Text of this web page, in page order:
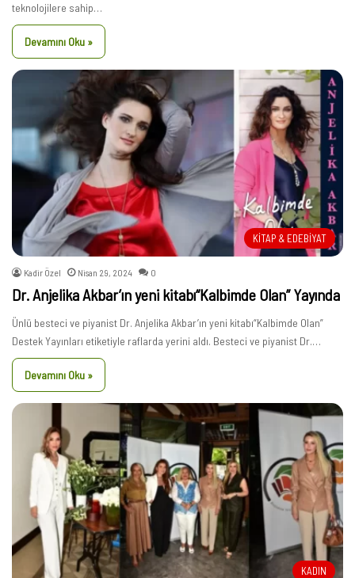
teknolojilere sahip…
Devamını Oku »
KİTAP & EDEBİYAT
Kadir Özel Nisan 29, 2024 0
Dr. Anjelika Akbar’ın yeni kitabı“Kalbimde Olan” Yayında
Ünlü besteci ve piyanist Dr. Anjelika Akbar’ın yeni kitabı“Kalbimde Olan”
Destek Yayınları etiketiyle raflarda yerini aldı. Besteci ve piyanist Dr.…
Devamını Oku »
KADIN